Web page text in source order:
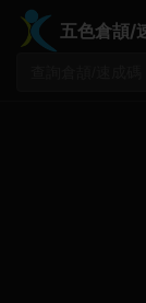
五色倉頡/